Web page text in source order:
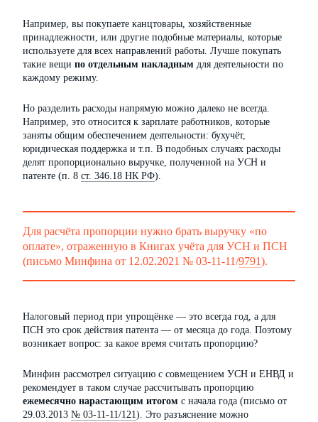
Например, вы покупаете канцтовары, хозяйственные
принадлежности, или другие подобные материалы, которые
используете для всех направлений работы. Лучше покупать
такие вещи по отдельным накладным для деятельности по
каждому режиму.
Но разделить расходы напрямую можно далеко не всегда.
Например, это относится к зарплате работников, которые
заняты общим обеспечением деятельности: бухучёт,
юридическая поддержка и т.п. В подобных случаях расходы
делят пропорционально выручке, полученной на УСН и
патенте (п. 8 ст. 346.18 НК РФ).
Для расчёта пропорции нужно брать выручку «по
оплате», отраженную в Книгах учёта для УСН и ПСН
(письмо Минфина от 12.02.2021 № 03-11-11/9791).
Налоговый период при упрощёнке — это всегда год, а для
ПСН это срок действия патента — от месяца до года. Поэтому
возникает вопрос: за какое время считать пропорцию?
Минфин рассмотрел ситуацию с совмещением УСН и ЕНВД и
рекомендует в таком случае рассчитывать пропорцию
ежемесячно нарастающим итогом с начала года (письмо от
29.03.2013 № 03-11-11/121). Это разъяснение можно